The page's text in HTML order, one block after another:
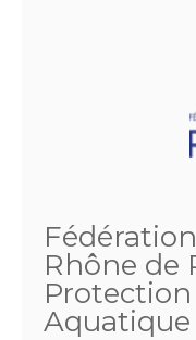
Rhône de
Aquatique